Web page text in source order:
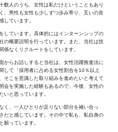
数人のうち、女性は私だけということもあり
、男性も女性も少しずつ歩み寄り、互いの良
しています。
しています。具体的にはインターンシップの
の概要説明を行っています。また、当社は技
係なくリクルートをしています。
からお話しすると当社は、女性活躍推進法に
して「採用者に占める女性割合を10％以上
そこを意識した取り組みを進めたいと考えて
会を実施した経験もあるので、今後、女性の
いと思っています。
く、一人ひとりが足りない部分を補い合っ
だと感じています。その中で私も、私自身の
願っています。